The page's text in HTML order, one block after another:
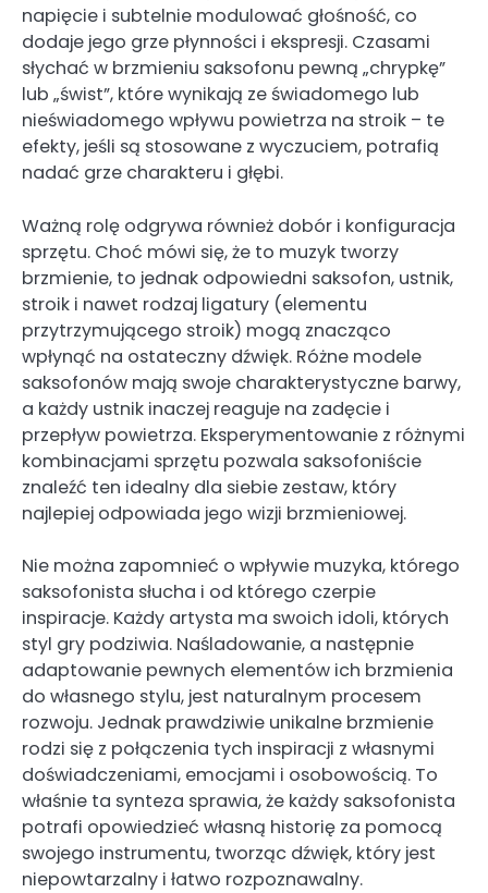
napięcie i subtelnie modulować głośność, co
dodaje jego grze płynności i ekspresji. Czasami
słychać w brzmieniu saksofonu pewną „chrypkę”
lub „świst”, które wynikają ze świadomego lub
nieświadomego wpływu powietrza na stroik – te
efekty, jeśli są stosowane z wyczuciem, potrafią
nadać grze charakteru i głębi.
Ważną rolę odgrywa również dobór i konfiguracja
sprzętu. Choć mówi się, że to muzyk tworzy
brzmienie, to jednak odpowiedni saksofon, ustnik,
stroik i nawet rodzaj ligatury (elementu
przytrzymującego stroik) mogą znacząco
wpłynąć na ostateczny dźwięk. Różne modele
saksofonów mają swoje charakterystyczne barwy,
a każdy ustnik inaczej reaguje na zadęcie i
przepływ powietrza. Eksperymentowanie z różnymi
kombinacjami sprzętu pozwala saksofoniście
znaleźć ten idealny dla siebie zestaw, który
najlepiej odpowiada jego wizji brzmieniowej.
Nie można zapomnieć o wpływie muzyka, którego
saksofonista słucha i od którego czerpie
inspiracje. Każdy artysta ma swoich idoli, których
styl gry podziwia. Naśladowanie, a następnie
adaptowanie pewnych elementów ich brzmienia
do własnego stylu, jest naturalnym procesem
rozwoju. Jednak prawdziwie unikalne brzmienie
rodzi się z połączenia tych inspiracji z własnymi
doświadczeniami, emocjami i osobowością. To
właśnie ta synteza sprawia, że każdy saksofonista
potrafi opowiedzieć własną historię za pomocą
swojego instrumentu, tworząc dźwięk, który jest
niepowtarzalny i łatwo rozpoznawalny.